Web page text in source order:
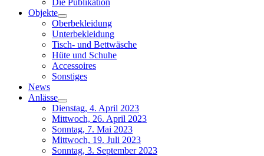
Die Publikation
Objekte
Oberbekleidung
Unterbekleidung
Tisch- und Bettwäsche
Hüte und Schuhe
Accessoires
Sonstiges
News
Anlässe
Dienstag, 4. April 2023
Mittwoch, 26. April 2023
Sonntag, 7. Mai 2023
Mittwoch, 19. Juli 2023
Sonntag, 3. September 2023